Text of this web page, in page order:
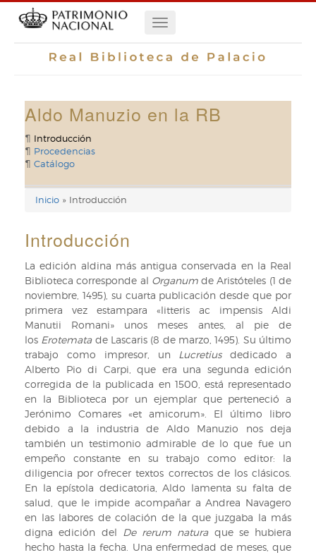
Navegación
principal
Aldo Manuzio en la RB
Introducción
Procedencias
Catálogo
Enlaces
de
ayuda
de
navegación
Inicio Introducción
Introducción
La edición aldina más antigua conservada en la Real
Biblioteca corresponde al Organumde Aristóteles (1 de
noviembre, 1495), su cuarta publicación desde que por
primera vez estampara «litteris ac impensis Aldi
Manutii Romani» unos meses antes, al pie de
los Erotematade Lascaris (8 de marzo, 1495). Su último
trabajo como impresor, un Lucretiusdedicado a
Alberto Pio di Carpi, que era una segunda edición
corregida de la publicada en 1500, está representado
en la Biblioteca por un ejemplar que perteneció a
Jerónimo Comares «et amicorum». El último libro
debido a la industria de Aldo Manuzio nos deja
también un testimonio admirable de lo que fue un
empeño constante en su trabajo como editor: la
diligencia por ofrecer textos correctos de los clásicos.
En la epístola dedicatoria, Aldo lamenta su falta de
salud, que le impide acompañar a Andrea Navagero
en las labores de colación de la que juzgaba la más
digna edición del
De rerum naturaque se hubiera
hecho hasta la fecha. Una enfermedad de meses, que